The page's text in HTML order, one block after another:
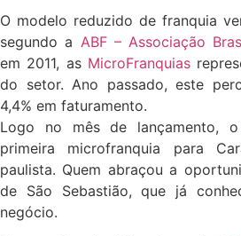
O modelo reduzido de franquia
segundo a ABF – Associação
em 2011, as MicroFranquias
do setor. Ano passado, este
4,4% em faturamento.
Logo no mês de lançamento, o
primeira microfranquia para
paulista. Quem abraçou a
de São Sebastião, que já
negócio.